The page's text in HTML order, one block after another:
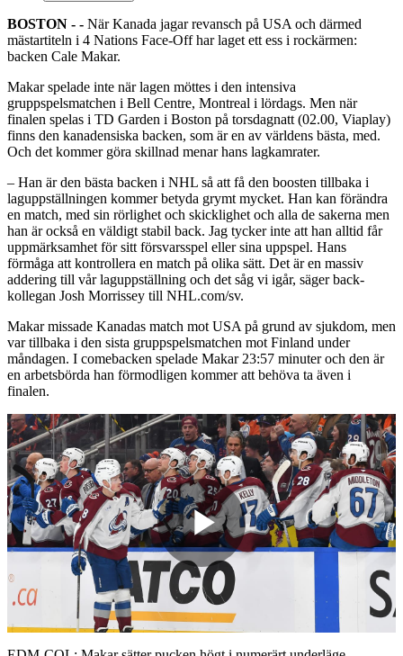
BOSTON - - När Kanada jagar revansch på USA och därmed
mästartiteln i 4 Nations Face-Off har laget ett ess i rockärmen:
backen Cale Makar.
Makar spelade inte när lagen möttes i den intensiva
gruppspelsmatchen i Bell Centre, Montreal i lördags. Men när
finalen spelas i TD Garden i Boston på torsdagnatt (02.00, Viaplay)
finns den kanadensiska backen, som är en av världens bästa, med.
Och det kommer göra skillnad menar hans lagkamrater.
– Han är den bästa backen i NHL så att få den boosten tillbaka i
laguppställningen kommer betyda grymt mycket. Han kan förändra
en match, med sin rörlighet och skicklighet och alla de sakerna men
han är också en väldigt stabil back. Jag tycker inte att han alltid får
uppmärksamhet för sitt försvarsspel eller sina uppspel. Hans
förmåga att kontrollera en match på olika sätt. Det är en massiv
addering till vår laguppställning och det såg vi igår, säger back-
kollegan Josh Morrissey till NHL.com/sv.
Makar missade Kanadas match mot USA på grund av sjukdom, men
var tillbaka i den sista gruppspelsmatchen mot Finland under
måndagen. I comebacken spelade Makar 23:57 minuter och den är
en arbetsbörda han förmodligen kommer att behöva ta även i
finalen.
Play